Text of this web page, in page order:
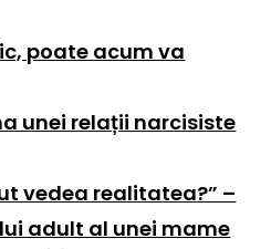
poate acum va
unei relații narcisiste
vedea realitatea?” –
adult al unei mame